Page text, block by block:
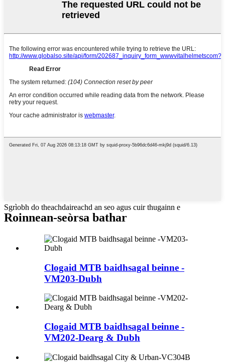
Sgrìobh do theachdaireachd an seo agus cuir thugainn e
Roinnean-seòrsa bathar
Clogaid MTB baidhsagal beinne -
VM203-Dubh
Clogaid MTB baidhsagal beinne -
VM202-Dearg & Dubh